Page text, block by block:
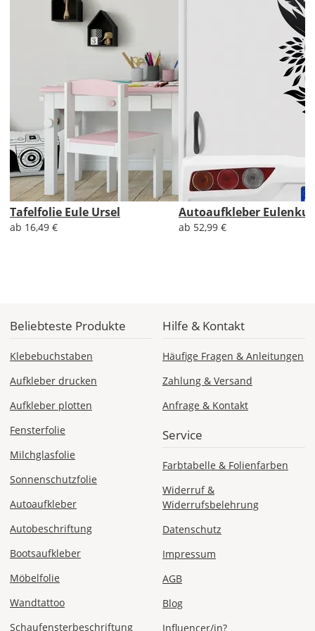
Versandkosten?
Economy
Do., 20.08.
1,99 EUR
Produktionsaufschlag
Versandkosten 1,99
Priority
Mi., 12.08. -
ab 7,98
ab 5,99 EUR*
AT
CH
Tafelfolie Eule Ursel
ab 16,49 €
Autoaufkleber
ab 52,99 €
Beliebteste Produkte
Klebebuchstaben
Aufkleber drucken
Aufkleber plotten
Fensterfolie
Milchglasfolie
Sonnenschutzfolie
Autoaufkleber
Autobeschriftung
Bootsaufkleber
Möbelfolie
Wandtattoo
Schaufensterbeschriftung
Hilfe & Kontakt
Häufige Fragen & Anleitungen
Zahlung & Versand
Anfrage & Kontakt
Service
Farbtabelle & Folienfarben
Widerruf &
Widerrufsbelehrung
Datenschutz
Impressum
AGB
Blog
Influencer/in?